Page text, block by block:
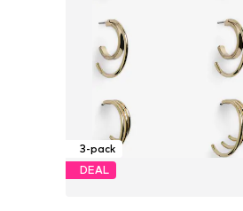
3-pack
DEAL